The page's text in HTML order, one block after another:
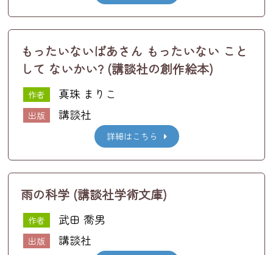
もったいないばあさん もったいない こと
して ないかい? (講談社の創作絵本)
作者 真珠 まりこ
出版 講談社
詳細はこちら
雨の科学 (講談社学術文庫)
作者 武田 喬男
出版 講談社